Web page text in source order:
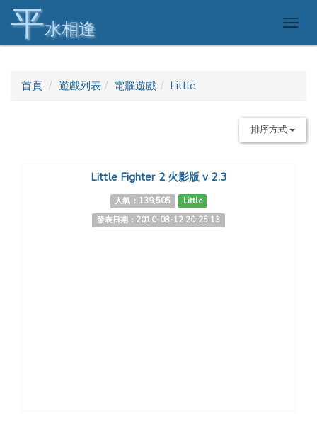
平水相逢
首頁 遊戲列表 電腦遊戲 Little
排序方式
Little Fighter 2 火影版 v 2.3
人氣：139,505
Little
發表日期：2010-08-12 20:25:13